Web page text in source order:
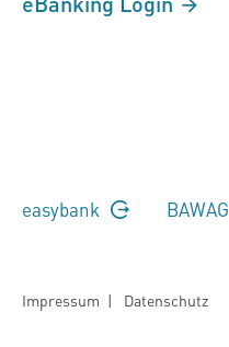
easybank BAWAG
Impressum | Datenschutz